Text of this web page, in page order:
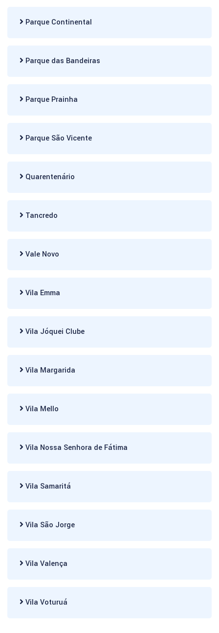
Parque Continental
Parque das Bandeiras
Parque Prainha
Parque São Vicente
Quarentenário
Tancredo
Vale Novo
Vila Emma
Vila Jóquei Clube
Vila Margarida
Vila Mello
Vila Nossa Senhora de Fátima
Vila Samaritá
Vila São Jorge
Vila Valença
Vila Voturuá